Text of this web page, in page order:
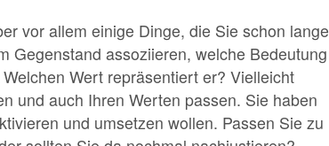
vor allem einige Dinge, die Sie schon lange
Gegenstand assoziieren, welche Bedeutung
Wert repräsentiert er? Vielleicht
und auch Ihren Werten passen. Sie haben
und umsetzen wollen. Passen Sie zu